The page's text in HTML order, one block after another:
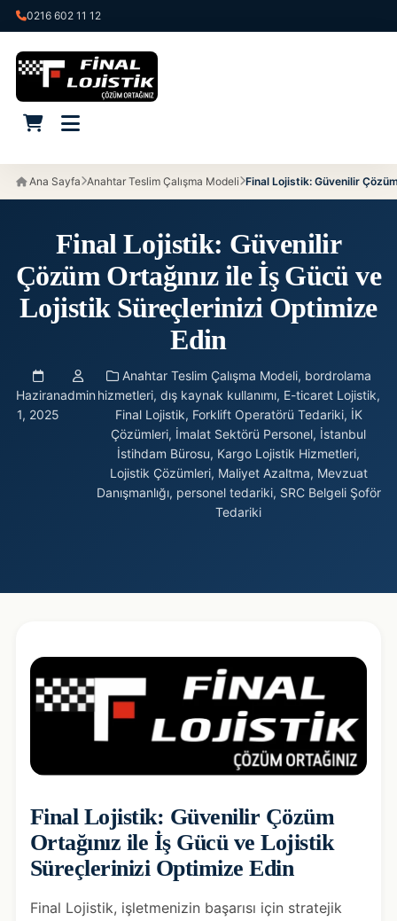
0216 602 11 12
Ana Sayfa Anahtar Teslim Çalışma Modeli Final Lojistik: Güvenilir
Final Lojistik: Güvenilir
Çözüm Ortağınız ile İş Gücü ve
Lojistik Süreçlerinizi Optimize
Edin
Haziran
1, 2025
admin
Anahtar Teslim Çalışma Modeli, bordrolama
hizmetleri, dış kaynak kullanımı, E-ticaret Lojistik,
Final Lojistik, Forklift Operatörü Tedariki, İK
Çözümleri, İmalat Sektörü Personel, İstanbul
İstihdam Bürosu, Kargo Lojistik Hizmetleri,
Lojistik Çözümleri, Maliyet Azaltma, Mevzuat
Danışmanlığı, personel tedariki, SRC Belgeli Şoför
Tedariki
Final Lojistik: Güvenilir Çözüm
Ortağınız ile İş Gücü ve Lojistik
Süreçlerinizi Optimize Edin
Final Lojistik, işletmenizin başarısı için stratejik